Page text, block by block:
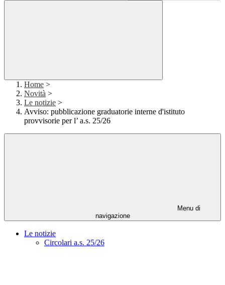
Home >
Novità >
Le notizie >
Avviso: pubblicazione graduatorie interne d'istituto
provvisorie per l’ a.s. 25/26
Menu di
navigazione
Le notizie
Circolari a.s. 25/26